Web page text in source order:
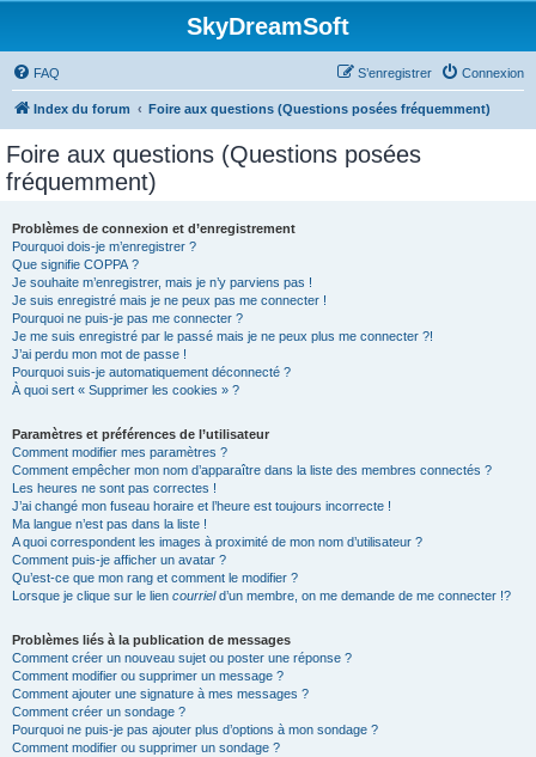
SkyDreamSoft
FAQ Connexion
S’enregistrer
Index du forum Foire aux questions (Questions posées fréquemment)
Foire aux questions (Questions posées
fréquemment)
Problèmes de connexion et d’enregistrement
Pourquoi dois-je m’enregistrer ?
Que signifie COPPA ?
Je souhaite m’enregistrer, mais je n’y parviens pas !
Je suis enregistré mais je ne peux pas me connecter !
Pourquoi ne puis-je pas me connecter ?
Je me suis enregistré par le passé mais je ne peux plus me connecter ?!
J’ai perdu mon mot de passe !
Pourquoi suis-je automatiquement déconnecté ?
À quoi sert « Supprimer les cookies » ?
Paramètres et préférences de l’utilisateur
Comment modifier mes paramètres ?
Comment empêcher mon nom d’apparaître dans la liste des membres connectés ?
Les heures ne sont pas correctes !
J’ai changé mon fuseau horaire et l’heure est toujours incorrecte !
Ma langue n’est pas dans la liste !
A quoi correspondent les images à proximité de mon nom d’utilisateur ?
Comment puis-je afficher un avatar ?
Qu’est-ce que mon rang et comment le modifier ?
Lorsque je clique sur le lien courrield’un membre, on me demande de me connecter !?
Problèmes liés à la publication de messages
Comment créer un nouveau sujet ou poster une réponse ?
Comment modifier ou supprimer un message ?
Comment ajouter une signature à mes messages ?
Comment créer un sondage ?
Pourquoi ne puis-je pas ajouter plus d’options à mon sondage ?
Comment modifier ou supprimer un sondage ?